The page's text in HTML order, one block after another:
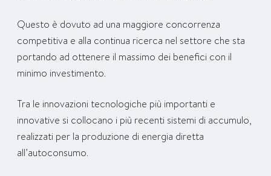
Questo è dovuto ad una maggiore concorrenza
competitiva e alla continua ricerca nel settore che sta
portando ad ottenere il massimo dei benefici con il
minimo investimento.
Tra le innovazioni tecnologiche più importanti e
innovative si collocano i più recenti sistemi di accumulo,
realizzati per la produzione di energia diretta
all’autoconsumo.